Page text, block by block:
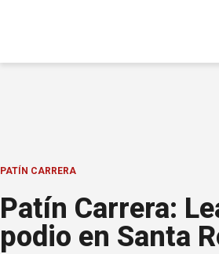
PATÍN CARRERA
Patín Carrera:
podio en Santa